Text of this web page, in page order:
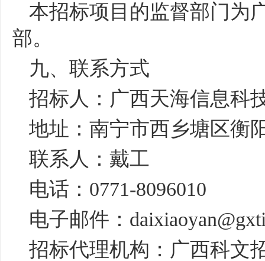
本招标项目的监督部门为
部。
九、联系方式
招标人：广西天海信息科
地址：南宁市西乡塘区衡
联系人：戴工
电话： 0771-8096010
电子邮件：
招标代理机构：广西科文